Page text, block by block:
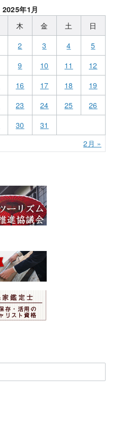
2025年1月
木 金 土
日
2 3 4
5
9 10 11
12
16 17 18
19
23 24 25
26
30
31
2月 »